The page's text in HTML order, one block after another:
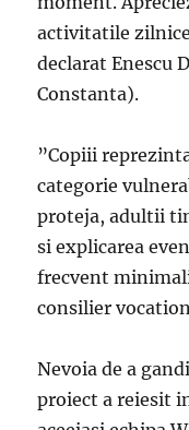
activitatile
declarat Enescu
Constanta).
”Copiii
categorie
proteja, adultii
si explicarea
frecvent
consilier
Nevoia de a
proiect a reiesit